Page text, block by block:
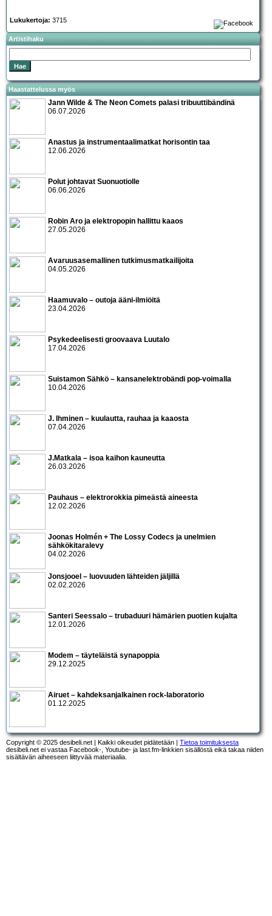
Lukukertoja: 3715
Artistihaku
Haastattelussa myös
Jann Wilde & The Neon Comets palasi tribuuttibändinä
06.07.2026
Anastus ja instrumentaalimatkat horisontin taa
12.06.2026
Polut johtavat Suonuotiolle
06.06.2026
Robin Aro ja elektropopin hallittu kaaos
27.05.2026
Avaruusasemallinen tutkimusmatkailijoita
04.05.2026
Haamuvalo – outoja ääni-ilmiöitä
23.04.2026
Psykedeelisesti groovaava Luutalo
17.04.2026
Suistamon Sähkö – kansanelektrobändi pop-voimalla
10.04.2026
J. Ihminen – kuulautta, rauhaa ja kaaosta
07.04.2026
J.Matkala – isoa kaihon kauneutta
26.03.2026
Pauhaus – elektrorokkia pimeästä aineesta
12.02.2026
Joonas Holmén + The Lossy Codecs ja unelmien
sähkökitaralevy
04.02.2026
Jonsjooel – luovuuden lähteiden jäljillä
02.02.2026
Santeri Seessalo – trubaduuri hämärien puotien kujalta
12.01.2026
Modem – täyteläistä synapoppia
29.12.2025
Airuet – kahdeksanjalkainen rock-laboratorio
01.12.2025
Copyright © 2025 desibeli.net | Kaikki oikeudet pidätetään | Tietoa toimituksesta
desibeli.net ei vastaa Facebook-, Youtube- ja last.fm-linkkien sisällöstä eikä takaa niiden
sisältävän aiheeseen liittyvää materiaalia.